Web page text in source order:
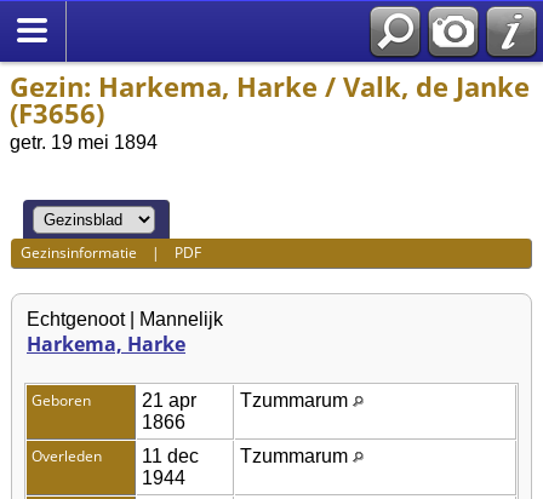
Gezin: Harkema, Harke / Valk, de Janke
(F3656)
getr. 19 mei 1894
Gezinsinformatie | PDF
Echtgenoot | Mannelijk
Harkema, Harke
Geboren
21 apr
1866
Tzummarum
Overleden
11 dec
1944
Tzummarum